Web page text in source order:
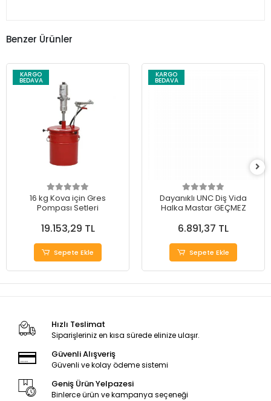
Benzer Ürünler
KARGO
BEDAVA
16 kg Kova için Gres
Pompası Setleri
19.153,29 TL
Sepete Ekle
KARGO
BEDAVA
Dayanıklı UNC Diş Vida
Halka Mastar GEÇMEZ
6.891,37 TL
Sepete Ekle
Hızlı Teslimat
Siparişleriniz en kısa sürede elinize ulaşır.
Güvenli Alışveriş
Güvenli ve kolay ödeme sistemi
Geniş Ürün Yelpazesi
Binlerce ürün ve kampanya seçeneği